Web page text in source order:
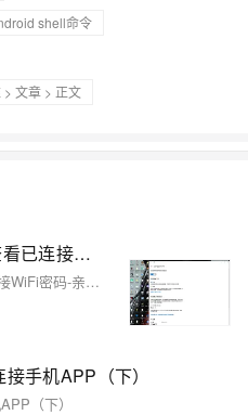
shell命令
> 文章 > 正文
如何在Windows 10系统中查看已连接WiFi密码-亲测可用-优雅草卓伊凡
如何在Windows 10系统中查看已连接WiFi密码-亲测可用-优雅草卓伊凡
手机APP（下）
（下）